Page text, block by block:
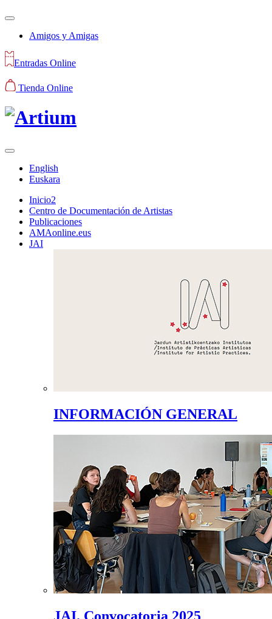
Amigos y Amigas
Entradas Online
Tienda Online
English
Euskara
Inicio2
Centro de Documentación de Artistas
Publicaciones
AMAonline.eus
JAI
INFORMACIÓN GENERAL
JAI. Convocatoria 2025